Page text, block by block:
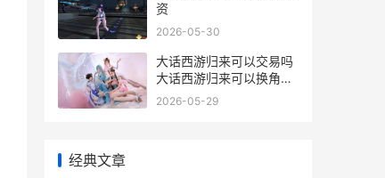
资
2026-05-30
大话西游归来可以交易吗
大话西游归来可以换角色
吗
2026-05-29
经典文章